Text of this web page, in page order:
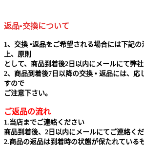
返品•交換について
1、交換 •返品をご希望される場合には下記
上、原則
として、商品到着後2日以内にメールにて弊
2、商品到着後7日以降の交換 • 返品には、応
すので
ご注意下さい。
ご返品の流れ
1.当店までご連絡ください
商品到着後、2日以内にメールにてご連絡く
2.商品の返品は到着時の状態が保たれている